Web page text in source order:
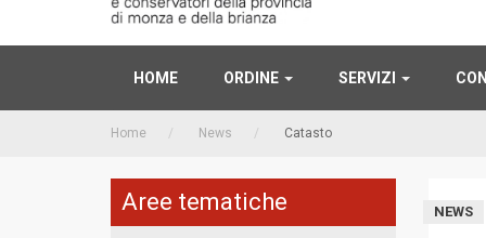
HOME ORDINE SERVIZI
Home News Catasto
Aree tematiche NEWS